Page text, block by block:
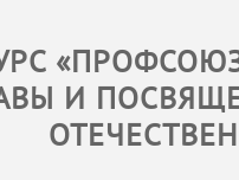
И